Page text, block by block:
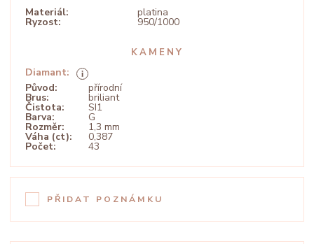
Materiál: platina
Ryzost: 950/1000
KAMENY
Diamant:
Původ:
přírodní
Brus: briliant
Čistota: SI1
Barva: G
Rozměr: 1,3 mm
Váha (ct): 0,387
Počet: 43
PŘIDAT POZNÁMKU